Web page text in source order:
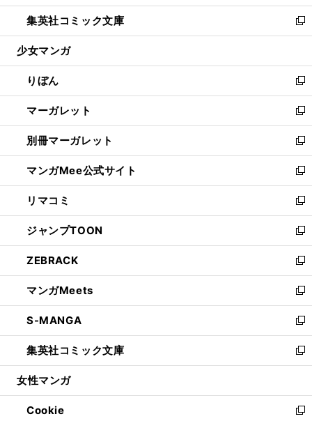
開
く
ウ
で
開
ン
ド
ウ
開
く
ウ
ィ
ン
ウ
で
開
く
し
い
ウ
ン
ド
ウ
で
開
く
集英社コミック文庫
新
し
ウ
ィ
ン
ド
ウ
で
開
く
少女マンガ
りぼん
新
し
い
ウ
ィ
ン
ド
ウ
で
開
く
マーガレット
新
し
い
ウ
ィ
ン
ド
ウ
で
開
く
別冊マーガレット
新
し
い
ウ
ィ
ン
ド
ウ
で
開
く
マンガMee公式サイト
新
し
い
ウ
ィ
ン
ド
ウ
で
開
く
リマコミ
新
し
い
ウ
ィ
ン
ド
ウ
で
開
く
ジャンプTOON
新
し
い
ウ
ィ
ン
ド
ウ
で
開
ZEBRACK
新
し
い
ウ
ィ
ン
ド
ウ
開
く
マンガMeets
新
し
い
ウ
ィ
ン
ウ
で
S-MANGA
新
し
い
ウ
ン
ド
集英社コミック文庫
新
し
ウ
ィ
女性マンガ
Cookie 新